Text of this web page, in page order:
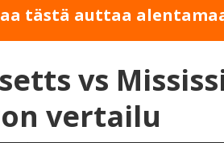
tästä auttaa
vs
vertailu